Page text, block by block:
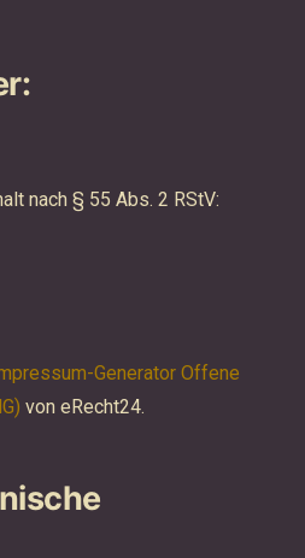
nach § 55 Abs. 2 RStV:
Generator Offene
von eRecht24.